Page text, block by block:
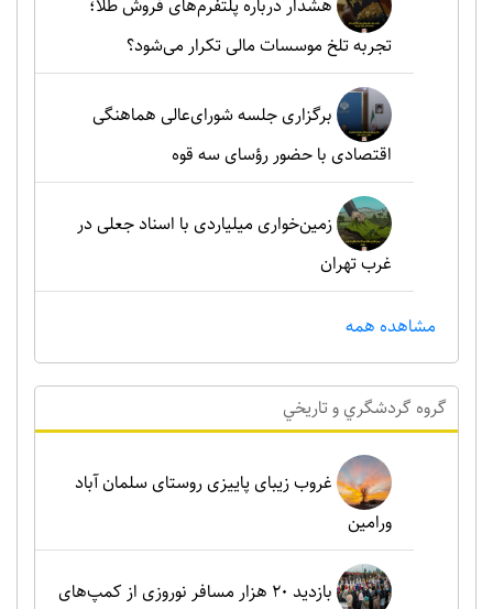
هشدار درباره پلتفرم‌های فروش طلا؛
تجربه تلخ موسسات مالی تکرار می‌شود؟
برگزاری جلسه شورای‌عالی هماهنگی
اقتصادی با حضور رؤسای سه قوه
زمین‌خواری میلیاردی با اسناد جعلی در
غرب تهران
مشاهده همه
گروه گردشگري و تاريخي
غروب زیبای پاییزی روستای سلمان آباد
ورامین
بازدید ۲۰ هزار مسافر نوروزی از کمپ‌های